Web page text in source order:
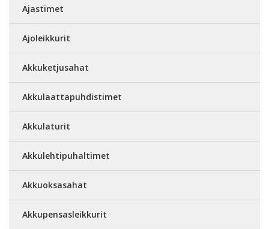
Ajastimet
Ajoleikkurit
Akkuketjusahat
Akkulaattapuhdistimet
Akkulaturit
Akkulehtipuhaltimet
Akkuoksasahat
Akkupensasleikkurit